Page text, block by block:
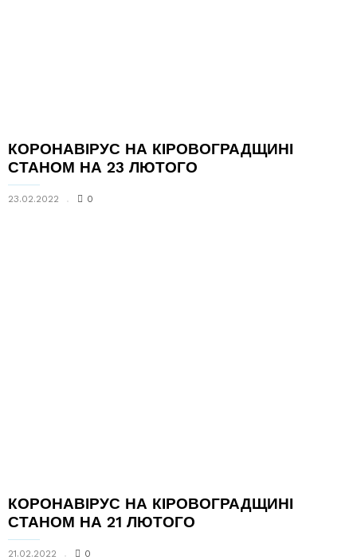
КОРОНАВІРУС НА КІРОВОГРАДЩИНІ
СТАНОМ НА 23 ЛЮТОГО
23.02.2022 0
КОРОНАВІРУС НА КІРОВОГРАДЩИНІ
СТАНОМ НА 21 ЛЮТОГО
21.02.2022 0